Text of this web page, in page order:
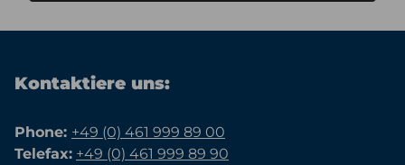
Kontaktiere uns:
Phone: +49 (0) 461 999 89 00
Telefax: +49 (0) 461 999 89 90